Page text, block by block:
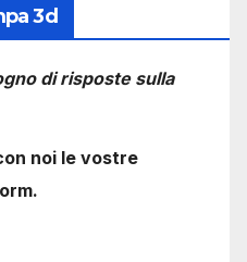
3d
di risposte sulla
noi le vostre